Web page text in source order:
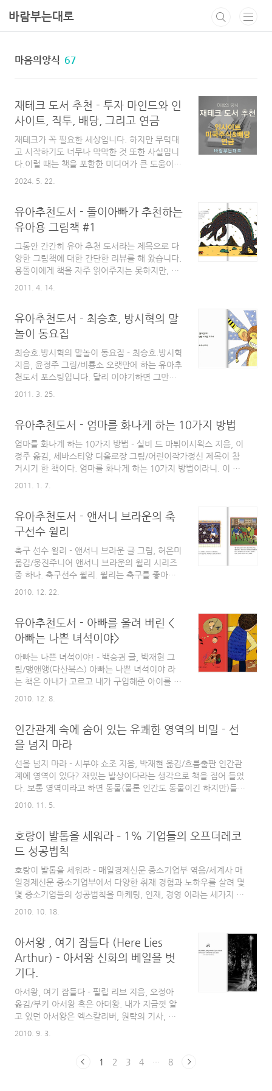
바람부는대로
마음의양식 67
재테크 도서 추천 - 투자 마인드와 인
사이트, 직투, 배당, 그리고 연금
재테크가 꼭 필요한 세상입니다. 하지만 무턱대
고 시작하기도 너무나 막막한 것 또한 사실입니
다.이럴 때는 책을 포함한 미디어가 큰 도움이
나를 유혹하는 내용들(잘못된 길로 가는)도 너무
나 많습니다.이럴때는 역시 전통적인 방법인 독
서는 재테크 관련 도서를 크게 3개의 카테고리
로 구분하여 추천해 보려고 합니다.투자 마인드
와 인사이트준비 운동이나 사전 지식 없이 바로
시작하면 당연히 탈이 납니다. 기술적인 내용보
이를 갖는데 도움이 되는 도서..
2024. 5. 22.
유아추천도서 - 돌이아빠가 추천하는
유아용 그림책 #1
그동안 간간히 유아 추천 도서라는 제목으로 다
양한 그림책에 대한 간단한 리뷰를 해 왔습니다.
용돌이에게 책을 자주 읽어주지는 못하지만, 그
느낌은 포근하면서 그립다? 였습니다. 서정적인
흑백 만화 영화를 보는 듯한 서정적인 그림체와
이 고스란히 담겨 있는 1930년대를 배경으로 한
그림책 엄마 마중. 털모자를 쓴 아이의 모습이
아직도 눈에 선하게 떠오르는 따뜻한 책 엄마 마
중. 리뷰글: 유아 추천 도서 - 서정적인 그림과
는 대부분의 ..
2011. 4. 14.
유아추천도서 - 최승호, 방시혁의 말
놀이 동요집
최승호.방시혁의 말놀이 동요집 - 최승호.방시혁
지음, 윤정주 그림/비룡소 오랫만에 하는 유아추
천도서 포스팅입니다. 달리 이야기하면 그만큼
음악 최고의 작곡가중 한분이신 방시혁님이 만
이 동요집입니다. 새싹 만화상 은상을 수상한 윤
정주 작가의 세련되고 재치 있는 삽화 또한 책의
완성도를 더해주고 있습니다. 동요집입니다. 그
동안 우리가 늘상 배워왔던 혹은 불러왔거나 아
다. 정말 톡톡 튀는 21세기에 맞는 재밌고 유익
한 말놀이 동요집입니다. 타이틀곡인 "원숭
이"는 2AM의 조권이 불러 친..
2011. 3. 25.
유아추천도서 - 엄마를 화나게 하는 10가지 방법
엄마를 화나게 하는 10가지 방법 - 실비 드 마튀이시왹스 지음, 이
정주 옮김, 세바스티앙 디올로장 그림/어린이작가정신 제목이 참
거시기 한 책이다. 엄마를 화나게 하는 10가지 방법이라니. 이 책
10가지 방법은 어떤 방법들일까? 궁금하다면 책을 읽어보면 될
것이다. 이책에 등장하는 주인공 녀석은 엄마를 화나게 하는 10가
지 방법에 대해서 구체적인 방법까지 알려준다. 거기다 이 책을 쓴
저자는 바로 이 주인공 녀석이다. 맞춤법도 가끔씩은 틀리고 글씨
체도 참 아이스럽다. 그렇지만 그게 더 이 책을 매력있게 해주는..
2011. 1. 7.
유아추천도서 - 앤서니 브라운의 축
구선수 윌리
축구 선수 윌리 - 앤서니 브라운 글 그림, 허은미
옮김/웅진주니어 앤서니 브라운의 윌리 시리즈
중 하나. 축구선수 윌리. 윌리는 축구를 좋아한
윌리는 축구를 좋아한다. 연습때면 남들보다 열
심히 그리고 열정적으로 연습에 임한다. 그럼에
친구들이다. 윌리는 축구를 좋아한다. 어느날 여
느날처럼 축구 연습을 마치고 집으로 돌아가는
길. 지금은 문을 닫은 과자 공장 앞에서 낯선 인
물을 만난다. 그 낯선 인물은 윌리는 모르겠지만
에 ..
2010. 12. 22.
유아추천도서 - 아빠를 울려 버린 <
아빠는 나쁜 녀석이야>
아빠는 나쁜 녀석이야! - 백승권 글, 박재현 그
림/맹앤앵(다산북스) 아빠는 나쁜 녀석이야 라
는 책은 아내가 고르고 내가 구입해준 아이를 위
많이하고, 방귀 대장에다가 주중에는 "아빠"라
는 이름만 존재하거나 핸드폰 통화나 영상통화
에는 느러져라 잠만 자는 그런 존재이기 때문이
다. (물론 내 이야기다) 이런 아빠가 어찌 좋은
아빠일까? 아이들의 시선에서 바라본 아빠는 정
말 나쁜 녀석이다. "아빠는 나쁜 녀석이야"는 작
뒤부터였는지 ..
2010. 12. 8.
인간관계 속에 숨어 있는 유쾌한 영역의 비밀 - 선
을 넘지 마라
선을 넘지 마라 - 시부야 쇼조 지음, 박재현 옮김/흐름출판 인간관
계에 영역이 있다? 재밌는 발상이다라는 생각으로 책을 집어 들었
다. 보통 영역이라고 하면 동물(물론 인간도 동물이긴 하지만)들의
를 발견하며 나 또한 은연중에 영역이라는 것을 몸으로 느끼고 있
었구나 라는 것을 인지하게 되었다. 생각해보면 갑작스레 낯선 사
었는데 이게 바로 자신의 영역을 지키려는 본능적인 반응이라는
것이고, 내가 컴퓨터를 하고 있을 때 내 뒤에서 누군가 지켜보고
있으면 상당히..
2010. 11. 5.
호랑이 발톱을 세워라 – 1% 기업들의 오프더레코
드 성공법칙
호랑이 발톱을 세워라 - 매일경제신문 중소기업부 엮음/세계사 매
일경제신문 중소기업부에서 다양한 취재 경험과 노하우를 살려 몇
몇 중소기업들의 성공법칙을 마케팅, 인재, 경영 이라는 세가지 화
궁금해졌다. 특히나 마케팅, 인재, 경영 이라는 세가지 화두 중에
서 "인재"라는 화두를 통해 성공 가도를 달리고 있는 기업들의 성
공 노하우에 많은 궁금증이 생겼다. 호랑이 발톱을 세워라 에는
26개의 중소기업들이 다른 기업들과 어떻게 다른지 어떻게 성공
으로 가는 열차에 올라타게 되었는지에 대한 오프더레코드 법칙이
행간에 잘 묻어나고 ..
2010. 10. 18.
아서왕 , 여기 잠들다 (Here Lies
Arthur) - 아서왕 신화의 베일을 벗
기다.
아서왕, 여기 잠들다 - 필립 리브 지음, 오정아
옮김/부키 아서왕 혹은 아더왕. 내가 지금껏 알
고 있던 아서왕은 엑스칼리버, 원탁의 기사, 멀
다. 또한 어렸을 적에 봤던 아서왕 관련 만화영
2010. 9. 3.
1 2 3 4 ··· 8